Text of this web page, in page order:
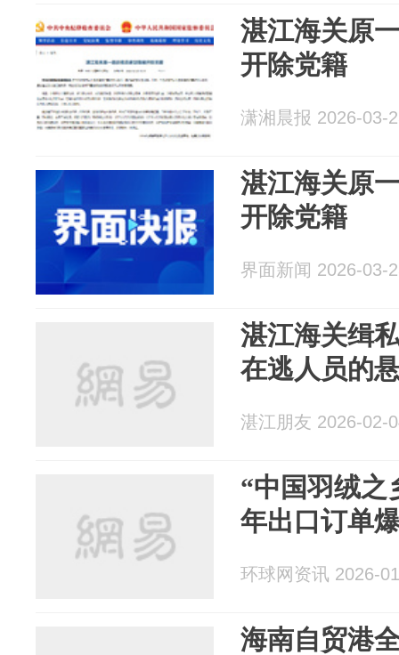
湛江海关原
开除党籍
潇湘晨报 2026-03-
湛江海关原
开除党籍
界面新闻 2026-03-
湛江海关缉
在逃人员的
湛江朋友 2026-02-
“中国羽绒之
年出口订单
环球网资讯 2026-
海南自贸港全